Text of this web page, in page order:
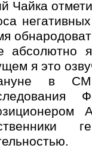
Чайка
абсолютно
я это
в